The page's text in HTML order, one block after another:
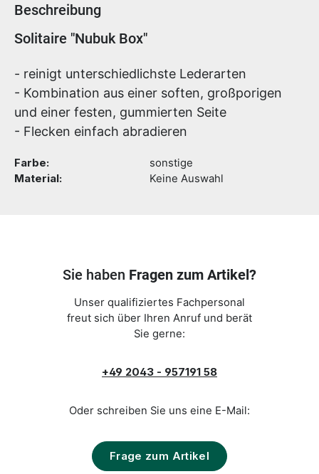
Beschreibung
Produktinformationen
Solitaire "Nubuk Box"
- reinigt unterschiedlichste Lederarten
- Kombination aus einer soften, großporigen
und einer festen, gummierten Seite
- Flecken einfach abradieren
Farbe:
sonstige
Material:
Keine Auswahl
Sie haben Fragen zum Artikel?
Unser qualifiziertes Fachpersonal
freut sich über Ihren Anruf und berät
Sie gerne:
+49 2043 - 957191 58
Oder schreiben Sie uns eine E-Mail:
Frage zum Artikel